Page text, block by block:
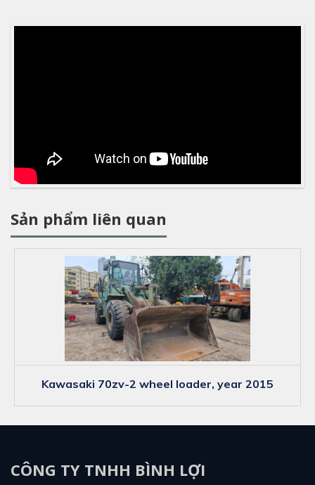
Sản phẩm liên quan
kawasaki 70zv-2 wheel loader, year 2015
CÔNG TY TNHH BÌNH LỢI